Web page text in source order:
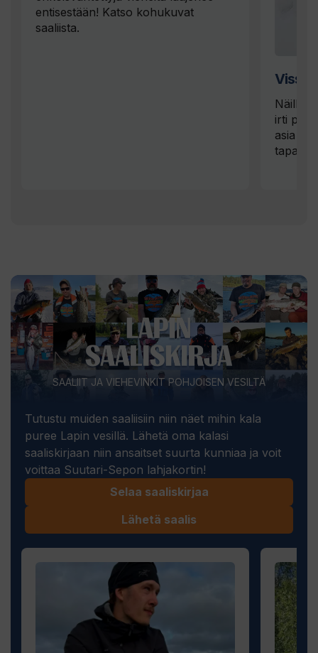
entisestään! Katso kohukuvat
saaliista.
Näillä
irti
asia on
SAALIIT JA VIEHEVINKIT POHJOISEN VESILTÄ
Tutustu muiden saaliisiin niin näet mihin kala
puree Lapin vesillä. Lähetä oma kalasi
saaliskirjaan niin ansaitset suurta kunniaa ja voit
voittaa Suutari-Sepon lahjakortin!
Selaa saaliskirjaa
Lähetä saalis